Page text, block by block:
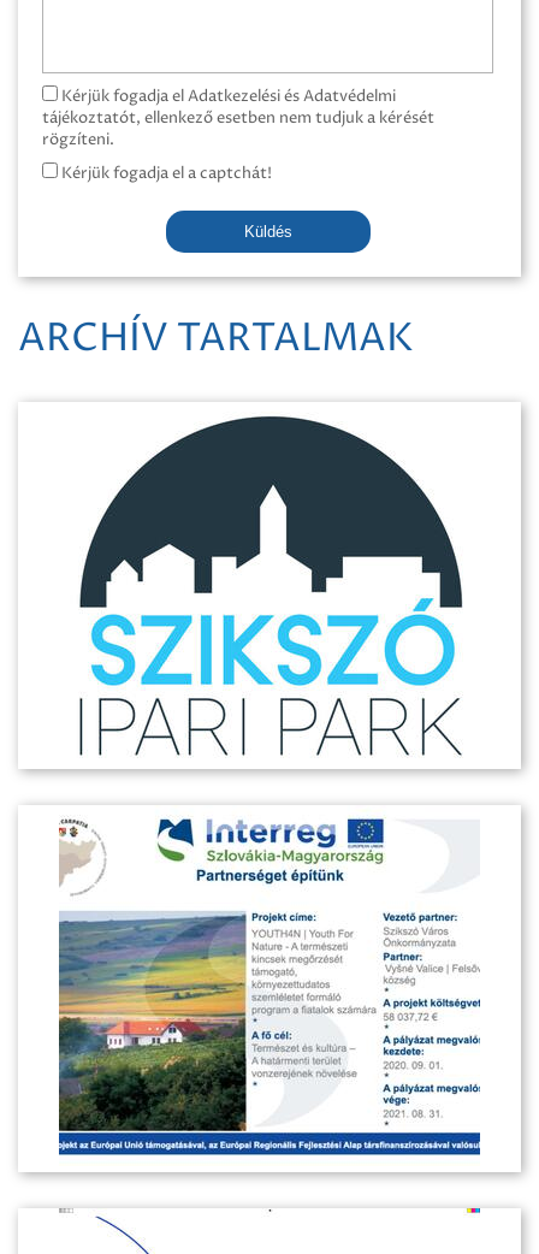
Kérjük fogadja el Adatkezelési és Adatvédelmi
tájékoztatót, ellenkező esetben nem tudjuk a kérését
rögzíteni.
Kérjük fogadja el a captchát!
Küldés
ARCHÍV TARTALMAK